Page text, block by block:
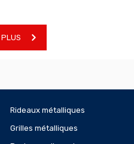
PLUS
Rideaux métalliques
Grilles métalliques